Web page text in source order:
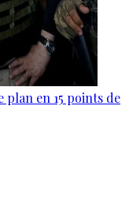
en 15 points de